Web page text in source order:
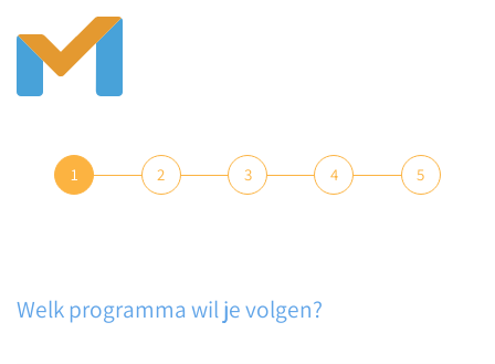
1 2 3 4 5
Welk programma wil je volgen?